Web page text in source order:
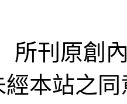
所刊原創
本站之